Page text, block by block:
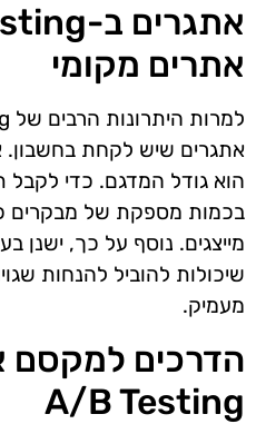
אתרים מקומי
אתגרים שיש לקחת בחשבון.
הוא גודל המדגם. כדי לקבל
בכמות מספקת של מבקרים
מייצגים. נוסף על כך, ישנן
שיכולות להוביל להנחות
מעמיק.
הדרכים
A/B Testing